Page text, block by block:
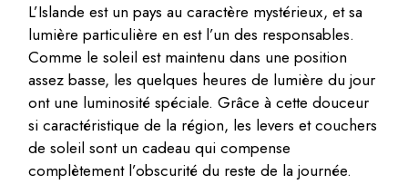
L’Islande est un pays au caractère mystérieux, et sa
lumière particulière en est l’un des responsables.
Comme le soleil est maintenu dans une position
assez basse, les quelques heures de lumière du jour
ont une luminosité spéciale. Grâce à cette douceur
si caractéristique de la région, les levers et couchers
de soleil sont un cadeau qui compense
complètement l’obscurité du reste de la journée.